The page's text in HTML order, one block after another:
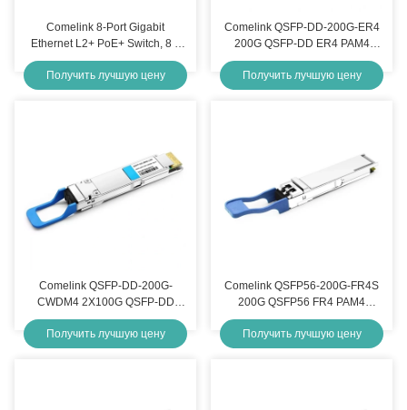
Comelink 8-Port Gigabit
Ethernet L2+ PoE+ Switch, 8 x
PoE+ Ports 130W, с 2 x 1Gb
SFP, без вентилятора
Получить лучшую цену
Comelink QSFP-DD-200G-ER4
200G QSFP-DD ER4 PAM4
LWDM4 40km LC SMF FEC
оптический приемник модуль
Получить лучшую цену
Comelink QSFP-DD-200G-
CWDM4 2X100G QSFP-DD
CWDM4 2km CS SMF
оптический приемник модуль
Получить лучшую цену
Comelink QSFP56-200G-FR4S
200G QSFP56 FR4 PAM4
CWDM4 2km LC SMF FEC
оптический модуль приемника
Получить лучшую цену